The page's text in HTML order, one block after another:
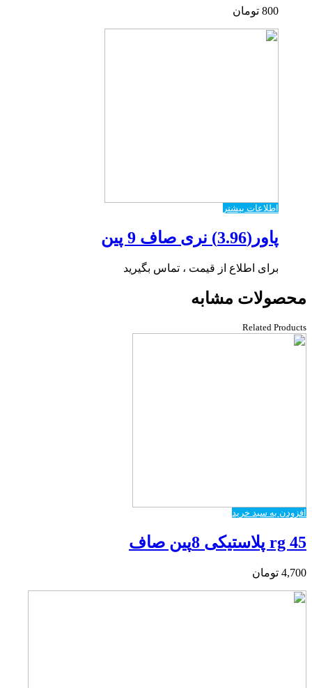
800 تومان
اطلاعات بیشتر
پاور(3.96) نری صاف 9 پین
برای اطلاع از قیمت ، تماس بگیرید
محصولات مشابه
Related Products
افزودن به سبد خرید
rg 45 پلاستیکی 8پین صاف
4,700 تومان